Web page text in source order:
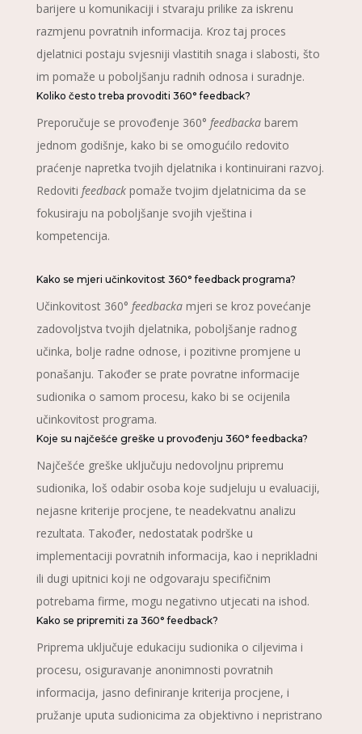
barijere u komunikaciji i stvaraju prilike za iskrenu
razmjenu povratnih informacija. Kroz taj proces
djelatnici postaju svjesniji vlastitih snaga i slabosti, što
im pomaže u poboljšanju radnih odnosa i suradnje.
Koliko često treba provoditi 360° feedback?
Preporučuje se provođenje 360° feedbackabarem
jednom godišnje, kako bi se omogućilo redovito
praćenje napretka tvojih djelatnika i kontinuirani razvoj.
Redoviti feedbackpomaže tvojim djelatnicima da se
fokusiraju na poboljšanje svojih vještina i
kompetencija.
Kako se mjeri učinkovitost 360° feedback programa?
Učinkovitost 360° feedbackamjeri se kroz povećanje
zadovoljstva tvojih djelatnika, poboljšanje radnog
učinka, bolje radne odnose, i pozitivne promjene u
ponašanju. Također se prate povratne informacije
sudionika o samom procesu, kako bi se ocijenila
učinkovitost programa.
Koje su najčešće greške u provođenju 360° feedbacka?
Najčešće greške uključuju nedovoljnu pripremu
sudionika, loš odabir osoba koje sudjeluju u evaluaciji,
nejasne kriterije procjene, te neadekvatnu analizu
rezultata. Također, nedostatak podrške u
implementaciji povratnih informacija, kao i neprikladni
ili dugi upitnici koji ne odgovaraju specifičnim
potrebama firme, mogu negativno utjecati na ishod.
Kako se pripremiti za 360° feedback?
Priprema uključuje edukaciju sudionika o ciljevima i
procesu, osiguravanje anonimnosti povratnih
informacija, jasno definiranje kriterija procjene, i
pružanje uputa sudionicima za objektivno i nepristrano